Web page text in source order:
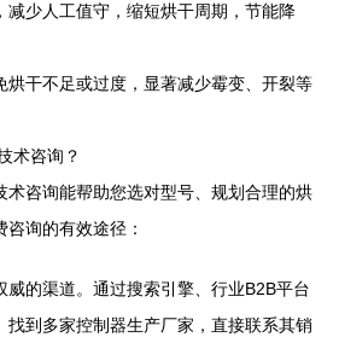
减少人工值守，缩短烘干周期，节能降
烘干不足或过度，显著减少霉变、开裂等
术咨询？
术咨询能帮助您选对型号、规划合理的烘
询的有效途径：
威的渠道。通过搜索引擎、行业B2B平台
找到多家控制器生产厂家，直接联系其销